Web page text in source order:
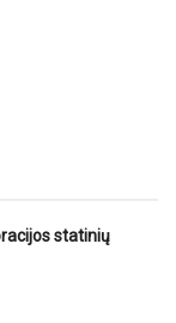
statinių